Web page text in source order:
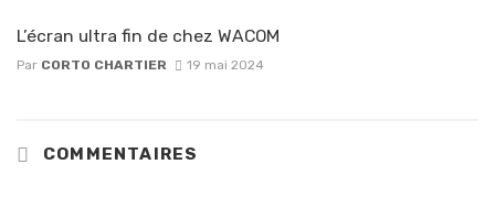
L’écran ultra fin de chez WACOM
Par CORTO CHARTIER 19 mai 2024
COMMENTAIRES